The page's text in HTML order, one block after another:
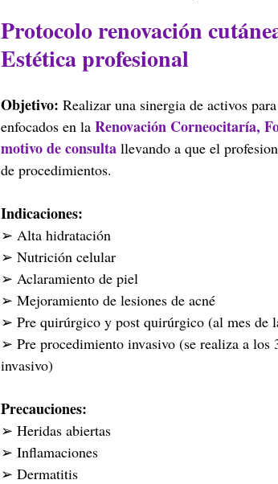
Protocolo renovación
Estética profesional
Objetivo: Realizar una sinergia de activos
enfocados en la Renovación Corneocitaría,
motivo de consulta llevando a que el
de procedimientos.
Indicaciones:
➢ Alta hidratación
➢ Nutrición celular
➢ Aclaramiento de piel
➢ Mejoramiento de lesiones de acné
➢ Pre quirúrgico y post quirúrgico (al mes de
➢ Pre procedimiento invasivo (se realiza a los
invasivo)
Precauciones:
➢ Heridas abiertas
➢ Inflamaciones
➢ Dermatitis